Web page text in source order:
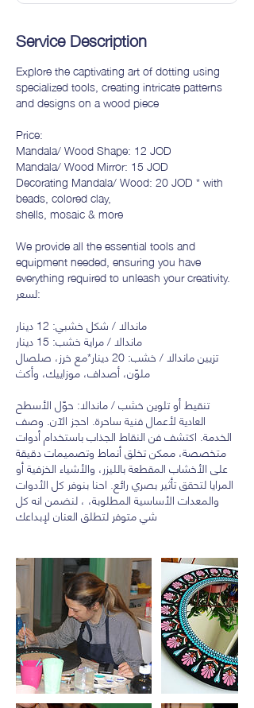
m
n
Service Description
Explore the captivating art of dotting using
specialized tools, creating intricate patterns
and designs on a wood piece
Price:
Mandala/ Wood Shape: 12 JOD
Mandala/ Wood Mirror: 15 JOD
Decorating Mandala/ Wood: 20 JOD * with
beads, colored clay,
shells, mosaic & more
We provide all the essential tools and
equipment needed, ensuring you have
everything required to unleash your creativity.
لسعر:
ماندالا / شكل خشبي: 12 دينار
ماندالا / مراية خشب: 15 دينار
تزيين ماندالا / خشب: 20 دينار*مع خرز، صلصال
ملوّن، أصداف، موزاييك، وأكث
تنقيط أو تلوين خشب / ماندالا: حوّل الأسطح
العادية لأعمال فنية ساحرة. احجز الآن. وصف
الخدمة. اكتشف فن النقاط الجذاب باستخدام أدوات
متخصصة، ممكن تخلق أنماط وتصميمات دقيقة
على الأخشاب المقطعة بالليزر، والأشياء الخزفية أو
المرايا لتحقق تأثير بصري رائع. احنا بنوفر كل الأدوات
والمعدات الأساسية المطلوبة، ، لنضمن انه كل
شي متوفر لتطلق العنان لإبداعك